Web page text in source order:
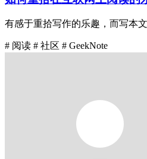
有感于重拾写作的乐趣，而写本文
# 阅读 # 社区 # GeekNote